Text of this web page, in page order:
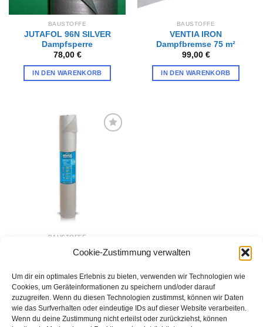
Cookie-Zustimmung verwalten
Um dir ein optimales Erlebnis zu bieten, verwenden wir Technologien wie
Cookies, um Geräteinformationen zu speichern und/oder darauf
zuzugreifen. Wenn du diesen Technologien zustimmst, können wir Daten
wie das Surfverhalten oder eindeutige IDs auf dieser Website verarbeiten.
Wenn du deine Zustimmung nicht erteilst oder zurückziehst, können
BAUSTOFFE
JUTAFOL 96N SILVER
Dampfsperre
78,00 €
IN DEN WARENKORB
BAUSTOFFE
VENTIA IRON
Dampfbremse 75 m²
99,00 €
IN DEN WARENKORB
BAUSTOFFE
Ventus 120 Dampfbremse
75 m²
IN DEN WARENKORB